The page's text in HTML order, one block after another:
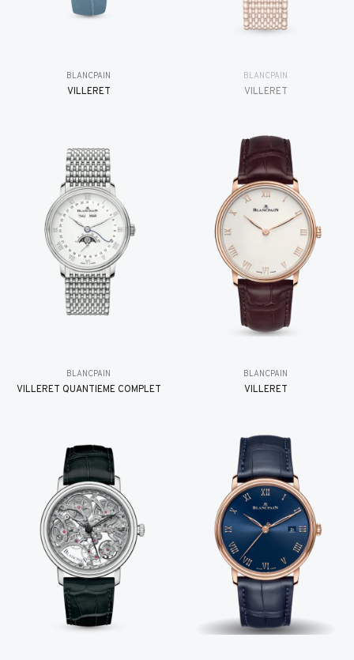
BLANCPAIN
VILLERET
BLANCPAIN
VILLERET
BLANCPAIN
VILLERET QUANTIÈME COMPLET
BLANCPAIN
VILLERET